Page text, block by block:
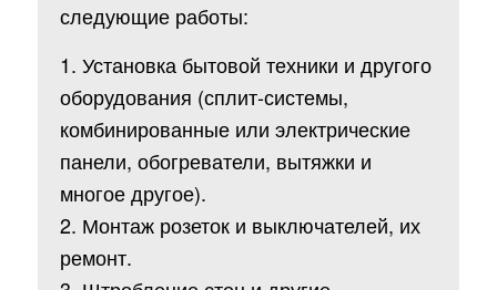
следующие работы:
1. Установка бытовой техники и другого
оборудования (сплит-системы,
комбинированные или электрические
панели, обогреватели, вытяжки и
многое другое).
2. Монтаж розеток и выключателей, их
ремонт.